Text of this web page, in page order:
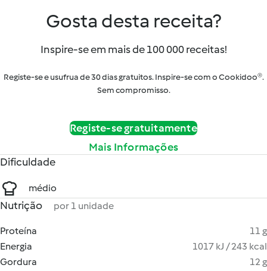
Gosta desta receita?
Inspire-se em mais de 100 000 receitas!
Registe-se e usufrua de 30 dias gratuitos. Inspire-se com o Cookidoo®.
Sem compromisso.
Registe-se gratuitamente
Mais Informações
Dificuldade
médio
Nutrição por 1 unidade
Proteína
11 g
Energia
1017 kJ / 243 kcal
Gordura
12 g